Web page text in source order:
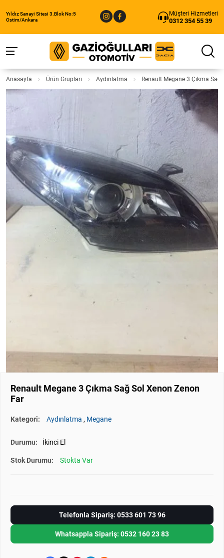
Yıldız Sanayi Sitesi 3.Blok No:5
Ostim/Ankara
Müşteri Hizmetleri
0312 354 55 39
Anasayfa Ürün Grupları Aydınlatma Renault Megane 3 Çıkma
Renault Megane 3 Çıkma Sağ Sol Xenon Zenon
Far
Kategori: Aydınlatma , Megane
Durumu: İkinci El
Stok Durumu: Stokta Var
Telefonla Sipariş: 0533 601 73 96
Whatsappla Sipariş: 0532 160 23 83